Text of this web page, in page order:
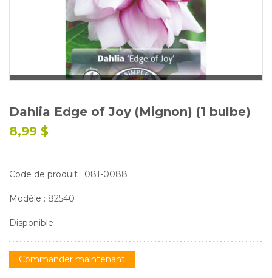
Glossaire
Calendrier horticole
Emplois
Service à la clientèle
Nous joindre
Dahlia Edge of Joy (Mignon) (1 bulbe)
8,99 $
Code de produit : 081-0088
Modèle : 82540
Disponible
Commander maintenant